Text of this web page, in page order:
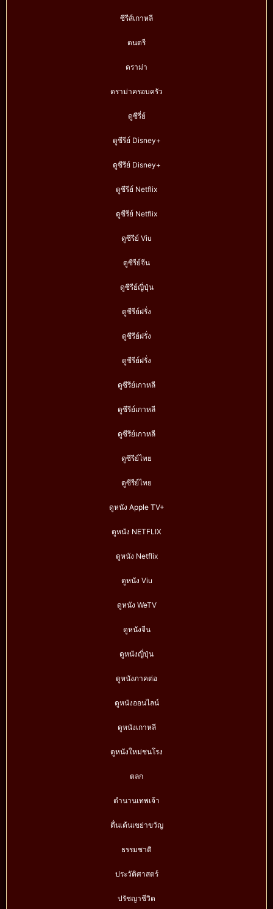
ซีรีส์เกาหลี
ดนตรี
ดราม่า
ดราม่าครอบครัว
ดูซีรี่ย์
ดูซีรีย์ Disney+
ดูซีรีย์ Disney+
ดูซีรีย์ Netflix
ดูซีรีย์ Netflix
ดูซีรีย์ Viu
ดูซีรีย์จีน
ดูซีรีย์ญี่ปุ่น
ดูซีรีย์ฝรั่ง
ดูซีรีย์ฝรั่ง
ดูซีรีย์ฝรั่ง
ดูซีรีย์เกาหลี
ดูซีรีย์เกาหลี
ดูซีรีย์เกาหลี
ดูซีรีย์ไทย
ดูซีรีย์ไทย
ดูหนัง Apple TV+
ดูหนัง NETFLIX
ดูหนัง Netflix
ดูหนัง Viu
ดูหนัง WeTV
ดูหนังจีน
ดูหนังญี่ปุ่น
ดูหนังภาคต่อ
ดูหนังออนไลน์
ดูหนังเกาหลี
ดูหนังใหม่ชนโรง
ตลก
ตำนานเทพเจ้า
ตื่นเต้นเขย่าขวัญ
ธรรมชาติ
ประวัติศาสตร์
ปรัชญาชีวิต